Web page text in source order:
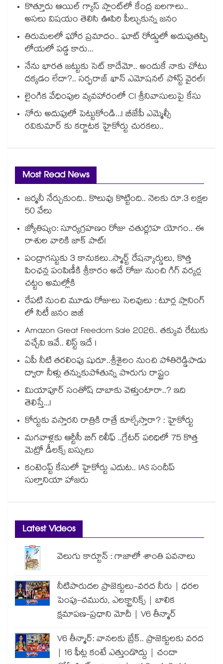
కొత్తూరు ఆయిల్ గ్యాస్⁪ ప్లాంట్⁫లో కేంద్ర బలగాలు..
అసలు విషయం తెలిసి ఊపిరి పీల్చుకున్న జనం
తిరుమలలో ఘోర ప్రమాదం.. ఘాట్ రోడ్డులో అదుపుతప్పి
లోయలో పడ్డ కారు...
నేను భారత జట్టుకు సెట్ కాదేమో.. అందుకే నాకు చోటు
దక్కడం లేదా?.. సర్ఫరాజ్ ఖాన్ ఎమోషనల్ పోస్ట్ వైరల్!
లైంగిక వేధింపుల వ్యవహారంలో CI శ్రీనివాసులుపై కేసు
నోరు అదుపులో పెట్టుకోండి...! బీజేపీ ఎమ్మెల్సీ
రవికుమార్ కు కర్ణాటక హైకోర్టు చురకలు..
Most Read News
జర్మనీ నేర్చుకుంది.. కొలువు కొట్టింది.. నెలకు రూ.3 లక్షల
50 వేలు
జ్యోతిష్యం: సూర్యగ్రహణం రోజు చతుర్గ్రహ యోగం.. ఈ
రాశుల వారికి జాక్ పాట్!
పంద్రాగస్టుకు 3 కానుకలు..స్మార్ట్ రేషన్కార్డులు, కొత్త
పింఛన్ల పంపిణీకి శ్రీకారం అదే రోజు నుంచి గిగ్ వర్కర్ల
చట్టం అమల్లోకి
రేపటి నుంచి మూడు రోజులు సెలవులు : టూర్ల ప్లానింగ్
లో సిటీ జనం బిజీ
Amazon Great Freedom Sale 2026.. తక్కువ రేటుకు
వచ్చేవి ఇవే.. లిస్ట్ ఇదే !
ఏపీ నీటి తరలింపు షురూ..శ్రీశైలం నుంచి పోతిరెడ్డిపాడు
ద్వారా నీళ్లు తన్నుకుపోతున్న పొరుగు రాష్ట్రం
మియాపూర్ సంతోష్ దాబాకు వెళ్తుంటారా..? ఇది
తెలిస్తే...!
కోర్టుకు వస్తారని రాత్రికి రాత్రే కూల్చేస్తారా? : హైకోర్టు
మగవాళ్లకు ఆర్టీసీ బిగ్ రిలీఫ్ ..గ్రేటర్ పరిధిలో 75 కొత్త
మెట్రో డీలక్స్ బస్సులు
కంటెంప్ట్ కేసులో హైకోర్టు ఎదుట.. IAS సందీప్
సుల్తానియా హాజరు
Latest Videos
వెలుగు కార్టూన్ : గాజాలో శాంతి పవనాలు
నీటిపారుదల ప్రాజెక్టులు-వరద నీరు | ధరల
పెంపు-చమురు, ఎలక్ట్రానిక్స్ | బాలిక
క్షమాపణ-ప్రధాని మోదీ | V6 తీన్మార్
V6 తీన్మార్: వానలకు బ్రేక్.. ప్రాజెక్టులకు వరద
| 16 ఫీట్ల కంటే ఎత్తుండొద్దు | చందా